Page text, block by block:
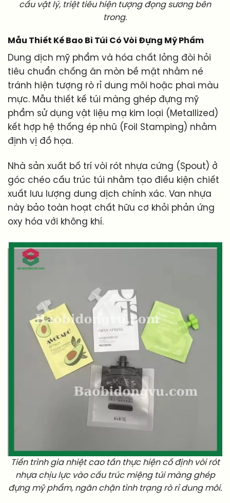
cấu vật lý, triệt tiêu hiện tượng đọng sương bên
trong.
Mẫu Thiết Kế Bao Bì Túi Có Vòi Đựng Mỹ Phẩm
Dung dịch mỹ phẩm và hóa chất lỏng đòi hỏi
tiêu chuẩn chống ăn mòn bề mặt nhằm né
tránh hiện tượng rò rỉ dung môi hoặc phai màu
mực. Mẫu thiết kế túi màng ghép đựng mỹ
phẩm sử dụng vật liệu mạ kim loại (Metallized)
kết hợp hệ thống ép nhũ (Foil Stamping) nhằm
định vị đồ họa.
Nhà sản xuất bố trí vòi rót nhựa cứng (Spout) ở
góc chéo cấu trúc túi nhằm tạo điều kiện chiết
xuất lưu lượng dung dịch chính xác. Van nhựa
này bảo toàn hoạt chất hữu cơ khỏi phản ứng
oxy hóa với không khí.
Tiến trình gia nhiệt cao tần thực hiện cố định vòi rót
nhựa chịu lực vào cấu trúc miệng túi màng ghép
đựng mỹ phẩm, ngăn chặn tình trạng rò rỉ dung môi.